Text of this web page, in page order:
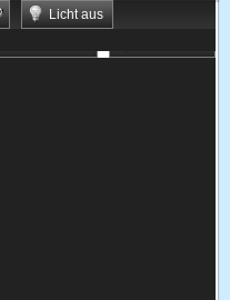
Licht aus